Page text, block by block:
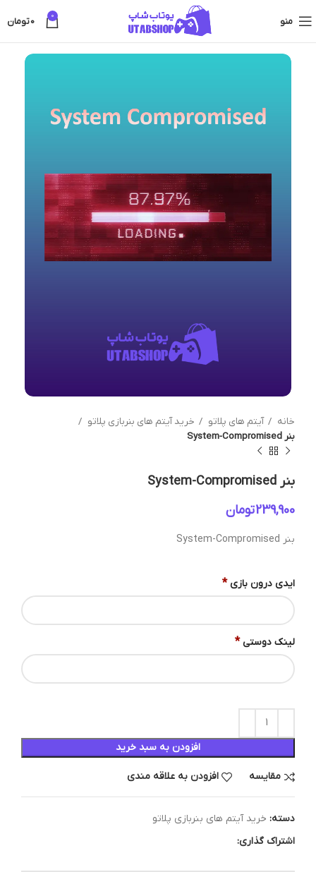
منو 0
0تومان
خانه آیتم های پلاتو
خرید آیتم های بنربازی پلاتو
بنر System-Compromised
بنر System-Compromised
تومان
بنر System-Compromised
ایدی درون بازی *
لینک دوستی *
افزودن به سبد خرید
مقایسه افزودن به علاقه مندی
دسته: خرید آیتم های بنربازی پلاتو
اشتراک گذاری: